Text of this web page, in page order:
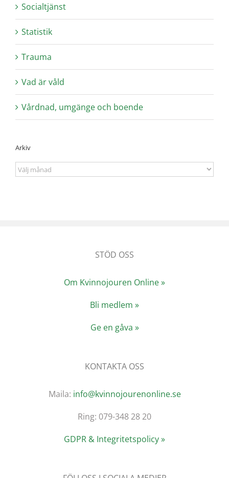
Socialtjänst
Statistik
Trauma
Vad är våld
Vårdnad, umgänge och boende
Arkiv
Arkiv
STÖD OSS
Om Kvinnojouren Online »
Bli medlem »
Ge en gåva »
KONTAKTA OSS
Maila: info@kvinnojourenonline.se
Ring: 079-348 28 20
GDPR & Integritetspolicy »